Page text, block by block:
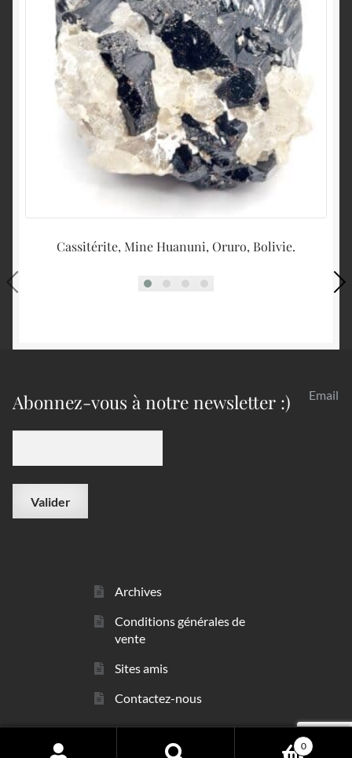
Cassitérite, Mine Huanuni, Oruro, Bolivie.
Abonnez-vous à notre newsletter :) Email
Archives
Conditions générales de
vente
Sites amis
Contactez-nous
© sarl Les Minéraux 2006 - 2026 0